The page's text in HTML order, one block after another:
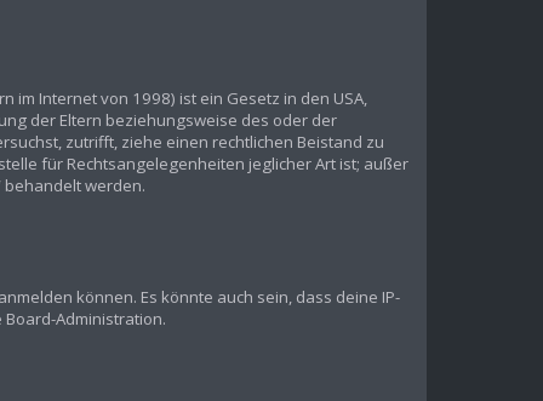
im Internet von 1998) ist ein Gesetz in den USA,
der Eltern beziehungsweise des oder der
zutrifft, ziehe einen rechtlichen Beistand zu
für Rechtsangelegenheiten jeglicher Art ist; außer
behandelt werden.
können. Es könnte auch sein, dass deine IP-
Administration.